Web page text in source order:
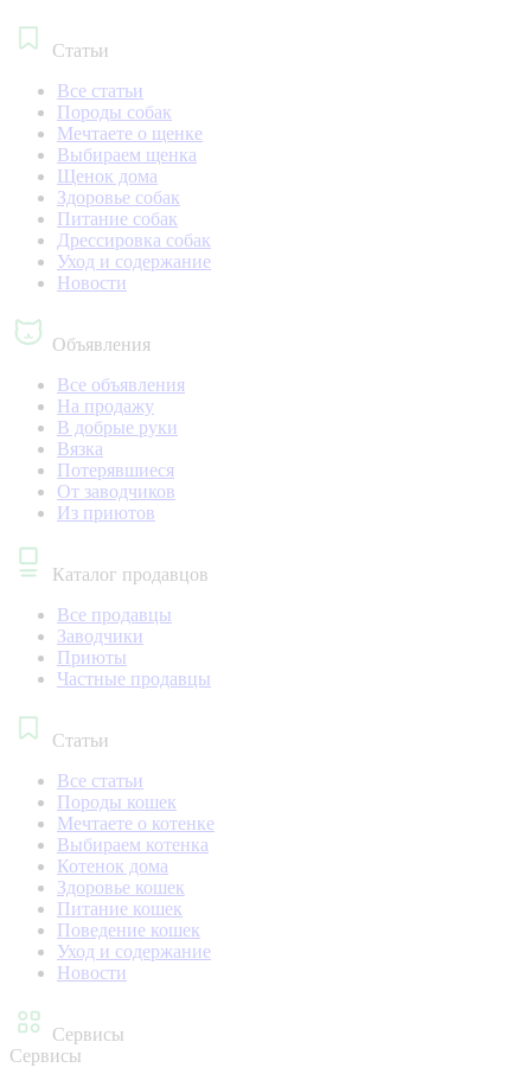
Статьи
Все статьи
Породы собак
Мечтаете о щенке
Выбираем щенка
Щенок дома
Здоровье собак
Питание собак
Дрессировка собак
Уход и содержание
Новости
Объявления
Все объявления
На продажу
В добрые руки
Вязка
Потерявшиеся
От заводчиков
Из приютов
Каталог продавцов
Все продавцы
Заводчики
Приюты
Частные продавцы
Статьи
Все статьи
Породы кошек
Мечтаете о котенке
Выбираем котенка
Котенок дома
Здоровье кошек
Питание кошек
Поведение кошек
Уход и содержание
Новости
Сервисы
Сервисы